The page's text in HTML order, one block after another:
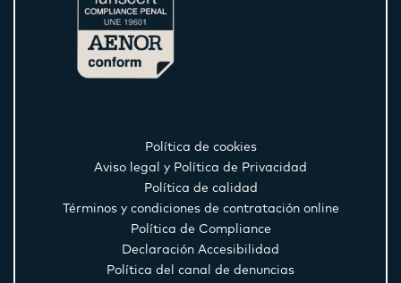
Política de cookies
Aviso legal y Política de Privacidad
Política de calidad
Términos y condiciones de contratación online
Política de Compliance
Declaración Accesibilidad
Política del canal de denuncias